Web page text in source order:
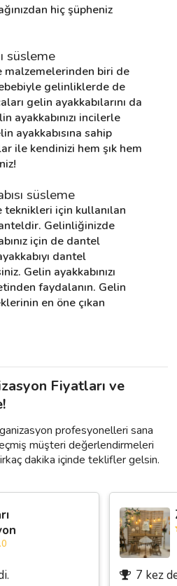
hiç şüpheniz
süsleme
malzemelerinden biri de
gelinliklerde de
gelin ayakkabılarını da
ayakkabınızı incilerle
ayakkabısına sahip
ile kendinizi hem şık hem
süsleme
teknikleri için kullanılan
Gelinliğinizde
için de dantel
dantel
Gelin ayakkabınızı
faydalanın. Gelin
en öne çıkan
Fiyatları ve
profesyonelleri sana
müşteri değerlendirmeleri
dakika içinde teklifler gelsin.
7 kez